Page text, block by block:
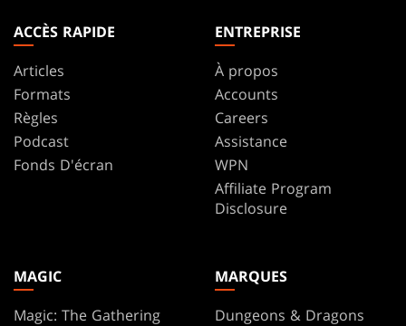
ACCÈS RAPIDE
Articles
Formats
Règles
Podcast
Fonds D'écran
ENTREPRISE
À propos
Accounts
Careers
Assistance
WPN
Affiliate Program
Disclosure
MAGIC
Magic: The Gathering
MARQUES
Dungeons & Dragons